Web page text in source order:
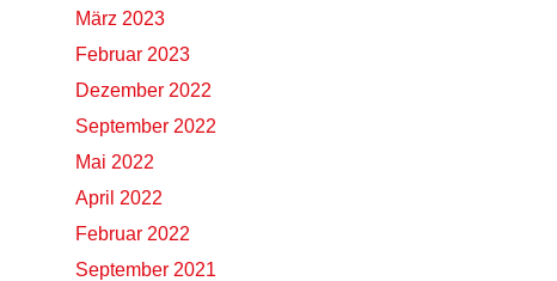
März 2023
Februar 2023
Dezember 2022
September 2022
Mai 2022
April 2022
Februar 2022
September 2021